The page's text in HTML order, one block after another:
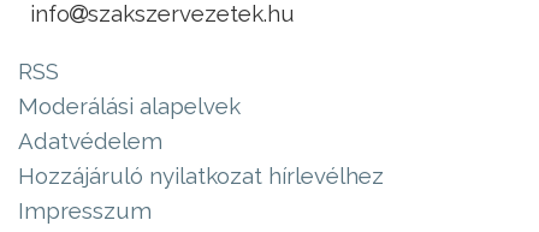
info
szakszervezetek.hu
RSS
Moderálási alapelvek
Adatvédelem
Hozzájáruló nyilatkozat hírlevélhez
Impresszum